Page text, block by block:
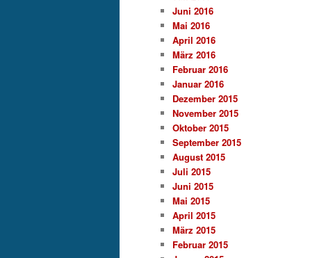
Juni 2016
Mai 2016
April 2016
März 2016
Februar 2016
Januar 2016
Dezember 2015
November 2015
Oktober 2015
September 2015
August 2015
Juli 2015
Juni 2015
Mai 2015
April 2015
März 2015
Februar 2015